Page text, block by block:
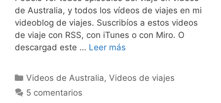
de Australia, y todos los vídeos de viajes en mi
videoblog de viajes. Suscribíos a estos videos
de viaje con RSS, con iTunes o con Miro. O
descargad este … Leer más
Categorías
Videos de Australia,Videos de viajes
5 comentarios